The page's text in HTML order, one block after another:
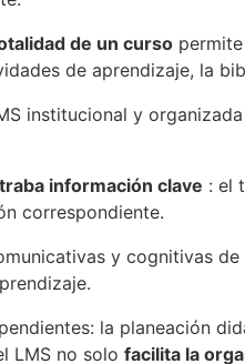
de un curso
de aprendizaje, la
institucional y
información clave : el
correspondiente.
y cognitivas
la planeación
LMS no solo facilita la